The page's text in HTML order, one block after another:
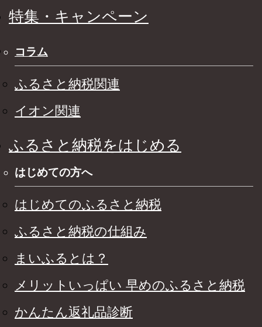
特集・キャンペーン
コラム
ふるさと納税関連
イオン関連
ふるさと納税をはじめる
はじめての方へ
はじめてのふるさと納税
ふるさと納税の仕組み
まいふるとは？
メリットいっぱい 早めのふるさと納税
かんたん返礼品診断